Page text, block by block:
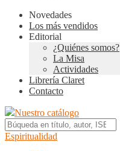
Novedades
Los más vendidos
Editorial
¿Quiénes somos?
La Misa
Actividades
Librería Claret
Contacto
Nuestro catálogo
Espiritualidad